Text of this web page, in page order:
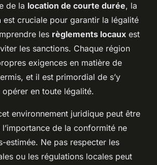
de la location de courte durée, la
est cruciale pour garantir la légalité
les règlements locaux est
les sanctions. Chaque région
exigences en matière de
et il est primordial de s’y
en toute légalité.
environnement juridique peut être
de la conformité ne
estimée. Ne pas respecter les
ou les régulations locales peut